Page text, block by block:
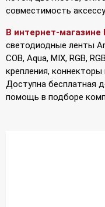
совместимость
В интернет-магазине
светодиодные ленты
COB, Aqua, MIX, RGB,
крепления,
Доступна бесплатная
помощь в подборе